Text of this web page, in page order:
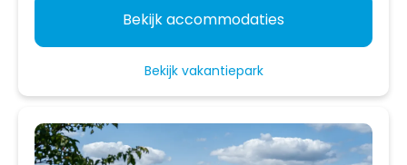
Bekijk accommodaties
Bekijk vakantiepark